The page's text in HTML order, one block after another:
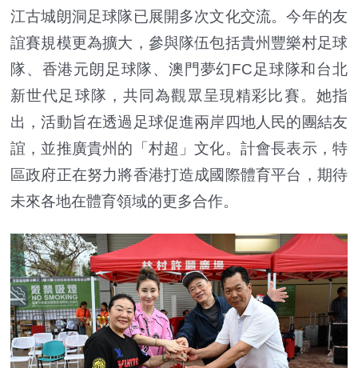
江古城朗洞足球隊已展開多次文化交流。今年的友
誼賽規模更為擴大，參與隊伍包括貴州豐樂村足球
隊、香港元朗足球隊、澳門夢幻FC足球隊和台北
新世代足球隊，共同為觀眾呈現精彩比賽。她指
出，活動旨在透過足球促進兩岸四地人民的團結友
誼，並推廣貴州的「村超」文化。計會長表示，特
區政府正在努力將香港打造成國際體育平台，期待
未來各地在體育領域的更多合作。